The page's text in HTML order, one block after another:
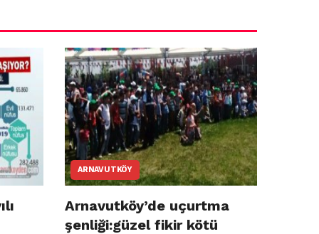
ARNAVUTKÖY
Arnavutköy’de uçurtma
şenliği:güzel fikir kötü